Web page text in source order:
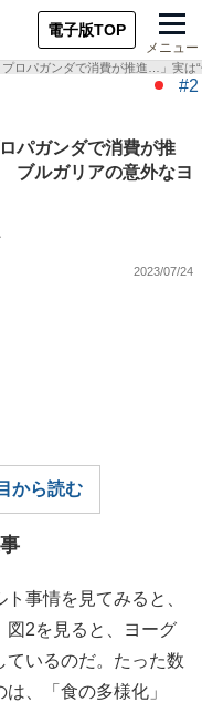
電子版TOP
メニュー
プロパガンダで消費が推進…」実
#2
パガンダで消費が推
ブルガリアの意外なヨ
2023/07/24
から読む
事情を見てみると、
図2を見ると、ヨーグ
ているのだ。たった数
、「食の多様化」